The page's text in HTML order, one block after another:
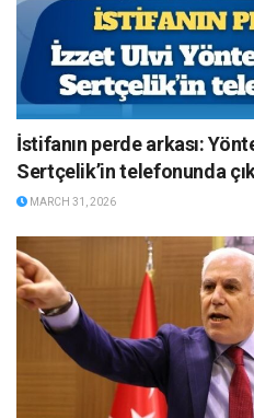
İstifanın perde arkası:
Sertçelik’in telefonunda
MARCH 31, 2026